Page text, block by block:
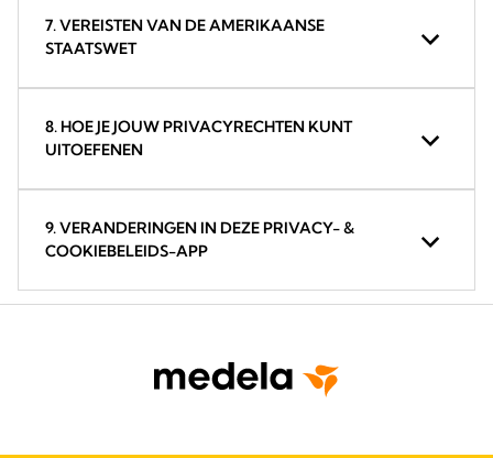
7. VEREISTEN VAN DE AMERIKAANSE
STAATSWET
8. HOE JE JOUW PRIVACYRECHTEN KUNT
UITOEFENEN
9. VERANDERINGEN IN DEZE PRIVACY- &
COOKIEBELEIDS-APP